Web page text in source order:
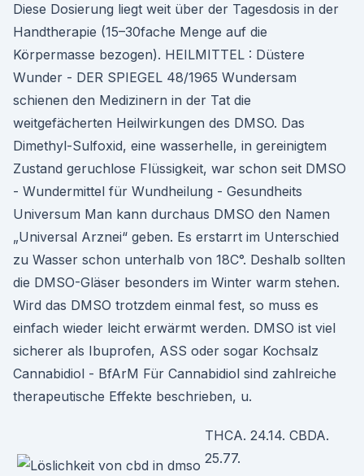
Diese Dosierung liegt weit über der Tagesdosis in der
Handtherapie (15–30fache Menge auf die
Körpermasse bezogen). HEILMITTEL : Düstere
Wunder - DER SPIEGEL 48/1965 Wundersam
schienen den Medizinern in der Tat die
weitgefächerten Heilwirkungen des DMSO. Das
Dimethyl-Sulfoxid, eine wasserhelle, in gereinigtem
Zustand geruchlose Flüssigkeit, war schon seit DMSO
- Wundermittel für Wundheilung - Gesundheits
Universum Man kann durchaus DMSO den Namen
„Universal Arznei“ geben. Es erstarrt im Unterschied
zu Wasser schon unterhalb von 18C°. Deshalb sollten
die DMSO-Gläser besonders im Winter warm stehen.
Wird das DMSO trotzdem einmal fest, so muss es
einfach wieder leicht erwärmt werden. DMSO ist viel
sicherer als Ibuprofen, ASS oder sogar Kochsalz
Cannabidiol - BfArM Für Cannabidiol sind zahlreiche
therapeutische Effekte beschrieben, u.
THCA. 24.14. CBDA.
25.77.